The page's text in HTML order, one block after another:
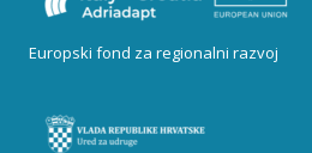
Europski fond za regionalni razvoj